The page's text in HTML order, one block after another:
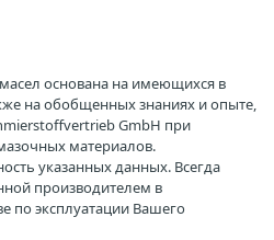
основана на имеющихся в
на обобщенных знаниях и опыте,
GmbH при
материалов.
указанных данных. Всегда
производителем в
по эксплуатации Вашего